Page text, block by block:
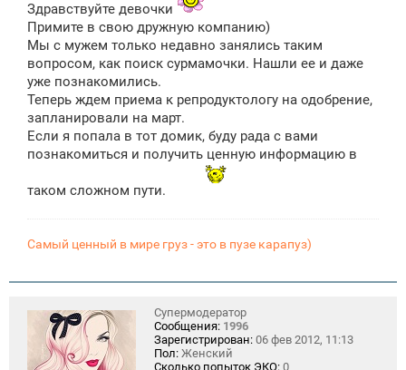
щ
е
н
и
е
Здравствуйте девочки
Примите в свою дружную компанию)
Мы с мужем только недавно занялись таким
вопросом, как поиск сурмамочки. Нашли ее и даже
уже познакомились.
Теперь ждем приема к репродуктологу на одобрение,
запланировали на март.
Если я попала в тот домик, буду рада с вами
познакомиться и получить ценную информацию в
таком сложном пути.
Самый ценный в мире груз - это в пузе карапуз)
Супермодератор
Сообщения: 1996
Зарегистрирован: 06 фев 2012, 11:13
Пол: Женский
Сколько попыток ЭКО: 0